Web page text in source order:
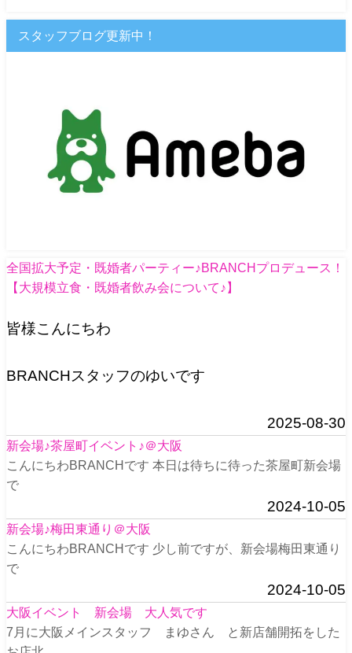
スタッフブログ更新中！
全国拡大予定・既婚者パーティー♪BRANCHプロデュース！
【大規模立食・既婚者飲み会について♪】
皆様こんにちわ
BRANCHスタッフのゆいです
2025-08-30
新会場♪茶屋町イベント♪＠大阪
こんにちわBRANCHです 本日は待ちに待った茶屋町新会場
で
2024-10-05
新会場♪梅田東通り＠大阪
こんにちわBRANCHです 少し前ですが、新会場梅田東通り
で
2024-10-05
大阪イベント 新会場 大人気です
7月に大阪メインスタッフ まゆさん と新店舗開拓をした